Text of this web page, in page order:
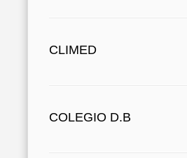
CLIMED
COLEGIO D.B